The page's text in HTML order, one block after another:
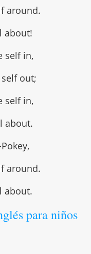
around.
about!
self in,
out;
self in,
about.
around.
about.
para niños